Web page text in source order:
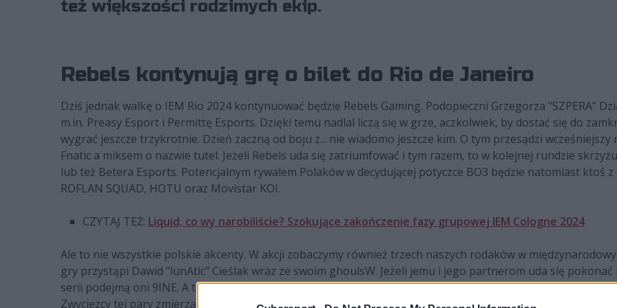
też większości rodzimych ekip.
Rebels kontynują grę o bilet do Rio de Janeiro
Dziś jednak walkę o IEM Rio 2024 kontynuować będzie Rebels Gaming. Podopieczni Grzegorza "SZPERA"
m.in. Preasy Esport i Permittę Esports. Dzięki temu nadlal liczą się w grze, aczkolwiek, by dostać się do
wygrać jeszcze trzykrotnie. Dzień zaczną od boju z... nie wiadomo jeszcze kim. O tym przesądzi wcześniejszy
Fnatic a miksem o nazwie tutel. Jeżeli Rebels uda się zatriumfować i tym razem, to w kolejnej rundzie
lub też Betera Esports. Potencjalnym rywalem Polaków w decydującej potyczce BO3 będzie natomiast ktoś z
ROFLAN SQUAD, HOTU oraz Movistar KOI.
CZYTAJ TEŻ: Liquid, co wy narobiliście? Szokujące zakończenie fazy grupowej IEM Cologne 2024
Ale to nie wszystkie polskie akcenty. W akcji zobaczymy również trzech naszych rodaków w
gry przystąpi Dawid "lunAtic" Cieślak wraz ze swoim ghoulsW. Jeżeli jemu i jego partnerom uda się pokonać
serii podejmą oni 9INE. A to oznacza starcie lunAtica z Mateuszem "mantuu" Wilczewskim i Mikołajem
Zwycięzcy tej pary zmierzą się potem z PARIVISION, by następnie spróbować swoich sił w potyczce z